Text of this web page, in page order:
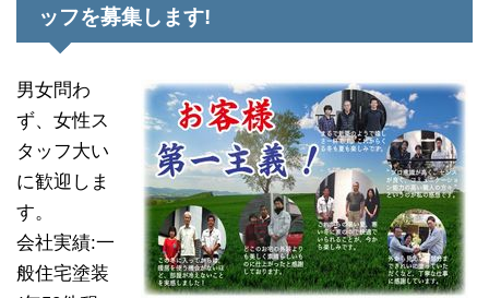
ッフを募集します!
男女問わ
ず、女性ス
タッフ大い
に歓迎しま
す。
会社実績:一
般住宅塗装